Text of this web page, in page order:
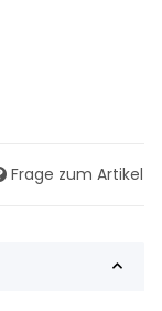
Frage zum Artikel